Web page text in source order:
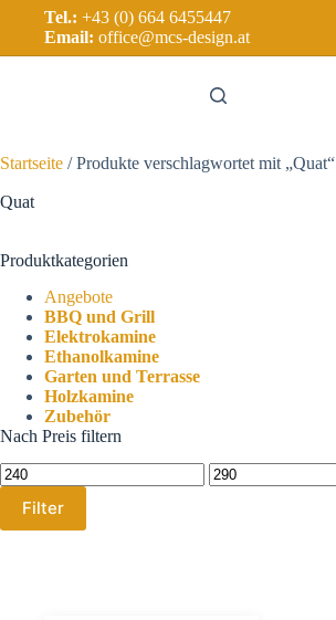
Tel.: +43 (0) 664 6455447
Email: office@mcs-design.at
Startseite / Produkte verschlagwortet mit „Quat“
Quat
Produktkategorien
Angebote
BBQ und Grill
Elektrokamine
Ethanolkamine
Garten und Terrasse
Holzkamine
Zubehör
Nach Preis filtern
Filter